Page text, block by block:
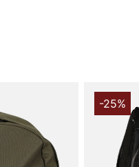
Tack för
Vingåker.
-25%